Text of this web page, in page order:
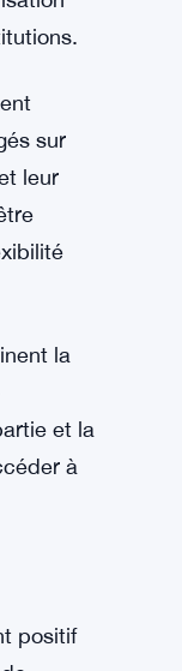
de
les
sur
leur